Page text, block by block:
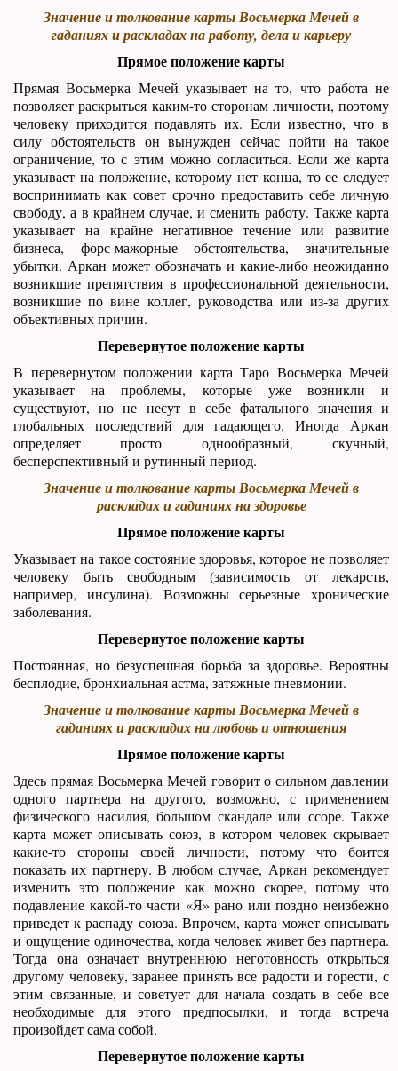
Значение и толкование карты Восьмерка Мечей в
гаданиях и раскладах на работу, дела и карьеру
Прямое положение карты
Прямая Восьмерка Мечей указывает на то, что работа не
позволяет раскрыться каким-то сторонам личности, поэтому
человеку приходится подавлять их. Если известно, что в
силу обстоятельств он вынужден сейчас пойти на такое
ограничение, то с этим можно согласиться. Если же карта
указывает на положение, которому нет конца, то ее следует
воспринимать как совет срочно предоставить себе личную
свободу, а в крайнем случае, и сменить работу. Также карта
указывает на крайне негативное течение или развитие
бизнеса, форс-мажорные обстоятельства, значительные
убытки. Аркан может обозначать и какие-либо неожиданно
возникшие препятствия в профессиональной деятельности,
возникшие по вине коллег, руководства или из-за других
объективных причин.
Перевернутое положение карты
В перевернутом положении карта Таро Восьмерка Мечей
указывает на проблемы, которые уже возникли и
существуют, но не несут в себе фатального значения и
глобальных последствий для гадающего. Иногда Аркан
определяет просто однообразный, скучный,
бесперспективный и рутинный период.
Значение и толкование карты Восьмерка Мечей в
раскладах и гаданиях на здоровье
Прямое положение карты
Указывает на такое состояние здоровья, которое не позволяет
человеку быть свободным (зависимость от лекарств,
например, инсулина). Возможны серьезные хронические
заболевания.
Перевернутое положение карты
Постоянная, но безуспешная борьба за здоровье. Вероятны
бесплодие, бронхиальная астма, затяжные пневмонии.
Значение и толкование карты Восьмерка Мечей в
гаданиях и раскладах на любовь и отношения
Прямое положение карты
Здесь прямая Восьмерка Мечей говорит о сильном давлении
одного партнера на другого, возможно, с применением
физического насилия, большом скандале или ссоре. Также
карта может описывать союз, в котором человек скрывает
какие-то стороны своей личности, потому что боится
показать их партнеру. В любом случае, Аркан рекомендует
изменить это положение как можно скорее, потому что
подавление какой-то части «Я» рано или поздно неизбежно
приведет к распаду союза. Впрочем, карта может описывать
и ощущение одиночества, когда человек живет без партнера.
Тогда она означает внутреннюю неготовность открыться
другому человеку, заранее принять все радости и горести, с
этим связанные, и советует для начала создать в себе все
необходимые для этого предпосылки, и тогда встреча
произойдет сама собой.
Перевернутое положение карты